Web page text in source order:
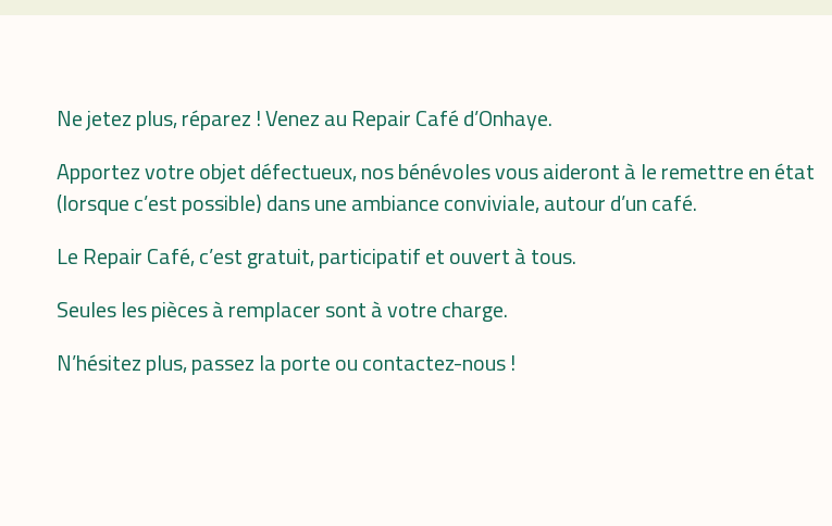
Ne jetez plus, réparez ! Venez au Repair Café d’Onhaye.
Apportez votre objet défectueux, nos bénévoles vous aideront à le remettre en état
(lorsque c’est possible) dans une ambiance conviviale, autour d’un café.
Le Repair Café, c’est gratuit, participatif et ouvert à tous.
Seules les pièces à remplacer sont à votre charge.
N’hésitez plus, passez la porte ou contactez-nous !